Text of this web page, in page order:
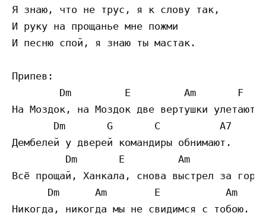
Я знаю, что не трус, я к слову так,
И руку на прощанье мне пожми
И песню спой, я знаю ты мастак.
Припев:
        Dm         Е         Am       F
На Моздок, на Моздок две вертушки улетают,
       Dm       G       C          А7
Дембелей у дверей командиры обнимают.
         Dm       Е         Am           F
Всё прощай, Ханкала, снова выстрел за
      Dm      Am        E           Am
Никогда, никогда мы не свидимся с тобою.